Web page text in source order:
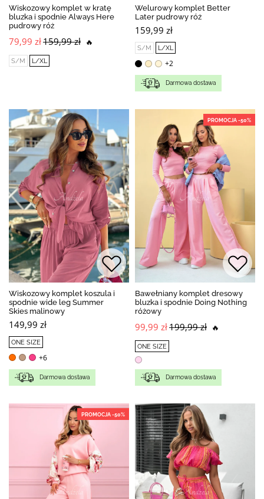
Wiskozowy komplet w kratę
bluzka i spodnie Always Here
pudrowy róż
79,99 zł159,99 zł 🔥
S/M L/XL
Welurowy komplet Better
Later pudrowy róż
159,99 zł
S/M L/XL
+2
Darmowa dostawa
Wiskozowy komplet koszula i
spodnie wide leg Summer
Skies malinowy
149,99 zł
ONE SIZE
+6
Darmowa dostawa
PROMOCJA -50%
Bawełniany komplet dresowy
bluzka i spodnie Doing Nothing
różowy
99,99 zł199,99 zł 🔥
ONE SIZE
Darmowa dostawa
PROMOCJA -50%